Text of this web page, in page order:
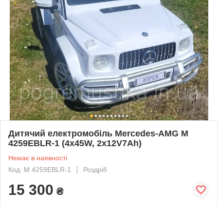
Дитячий електромобіль Mercedes-AMG M
4259EBLR-1 (4х45W, 2х12V7Ah)
Немає в наявності
Код: M 4259EBLR-1
Роздріб
15 300 ₴